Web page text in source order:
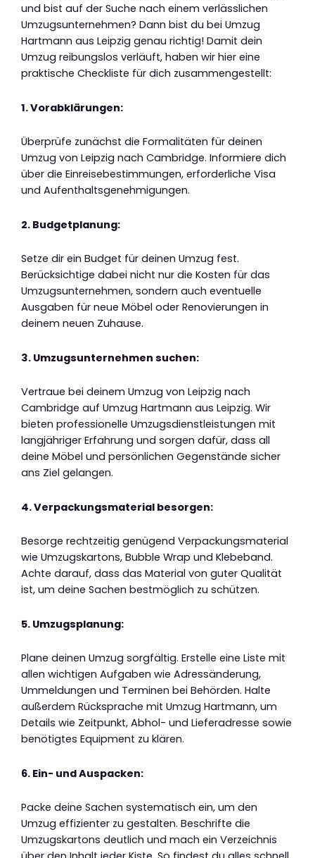
und bist auf der Suche nach einem verlässlichen
Umzugsunternehmen? Dann bist du bei Umzug
Hartmann aus Leipzig genau richtig! Damit dein
Umzug reibungslos verläuft, haben wir hier eine
praktische Checkliste für dich zusammengestellt:
1. Vorabklärungen:
Überprüfe zunächst die Formalitäten für deinen
Umzug von Leipzig nach Cambridge. Informiere dich
über die Einreisebestimmungen, erforderliche Visa
und Aufenthaltsgenehmigungen.
2. Budgetplanung:
Setze dir ein Budget für deinen Umzug fest.
Berücksichtige dabei nicht nur die Kosten für das
Umzugsunternehmen, sondern auch eventuelle
Ausgaben für neue Möbel oder Renovierungen in
deinem neuen Zuhause.
3. Umzugsunternehmen suchen:
Vertraue bei deinem Umzug von Leipzig nach
Cambridge auf Umzug Hartmann aus Leipzig. Wir
bieten professionelle Umzugsdienstleistungen mit
langjähriger Erfahrung und sorgen dafür, dass all
deine Möbel und persönlichen Gegenstände sicher
ans Ziel gelangen.
4. Verpackungsmaterial besorgen:
Besorge rechtzeitig genügend Verpackungsmaterial
wie Umzugskartons, Bubble Wrap und Klebeband.
Achte darauf, dass das Material von guter Qualität
ist, um deine Sachen bestmöglich zu schützen.
5. Umzugsplanung:
Plane deinen Umzug sorgfältig. Erstelle eine Liste mit
allen wichtigen Aufgaben wie Adressänderung,
Ummeldungen und Terminen bei Behörden. Halte
außerdem Rücksprache mit Umzug Hartmann, um
Details wie Zeitpunkt, Abhol- und Lieferadresse sowie
benötigtes Equipment zu klären.
6. Ein- und Auspacken:
Packe deine Sachen systematisch ein, um den
Umzug effizienter zu gestalten. Beschrifte die
Umzugskartons deutlich und mach ein Verzeichnis